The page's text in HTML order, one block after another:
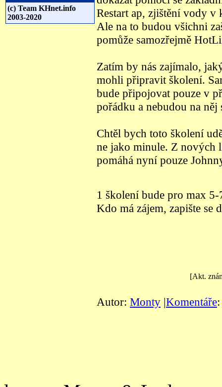
(c) Team KHnet.info
2003-2020
Restart ap, zjištění vody v
Ale na to budou všichni
pomůže samozřejmě
Zatím by nás zajímalo,
mohli připravit školení.
bude připojovat pouze v
pořádku a nebudou na něj
Chtěl bych toto školení
ne jako minule. Z nových
pomáhá nyní pouze
1 školení bude pro max
Kdo má zájem, zapište se
[Akt.
Autor: Monty |Komentáře